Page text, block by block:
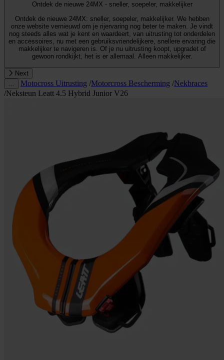
Ontdek de nieuwe 24MX - sneller, soepeler, makkelijker
Ontdek de nieuwe 24MX: sneller, soepeler, makkelijker. We hebben
onze website vernieuwd om je rijervaring nog beter te maken. Je vindt
nog steeds alles wat je kent en waardeert, van uitrusting tot onderdelen
en accessoires, nu met een gebruiksvriendelijkere, snellere ervaring die
makkelijker te navigeren is. Of je nu uitrusting koopt, upgradet of
gewoon rondkijkt, het is er allemaal. Alleen makkelijker.
Next
Motocross Uitrusting /Motorcross Bescherming /Nekbraces
/Neksteun Leatt 4.5 Hybrid Junior V26